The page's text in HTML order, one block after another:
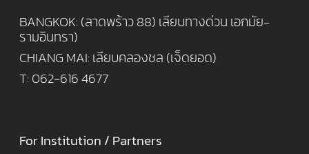
BANGKOK: (ลาดพร้าว 88) เลียบทางด่วน เอกมัย-
รามอินทรา)
CHIANG MAI: เลียบคลองชล (เจ็ดยอด)
T: 062-616 4677
For Institution / Partners